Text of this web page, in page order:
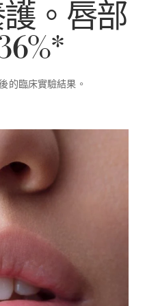
。唇部
的臨床實驗結果。